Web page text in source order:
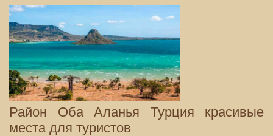
Район Оба Аланья Турция красивые
места для туристов